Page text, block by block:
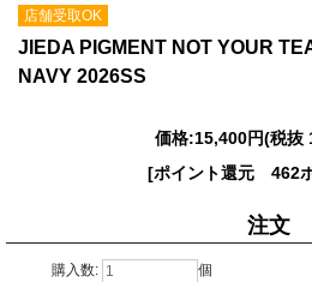
店舗受取OK
JIEDA PIGMENT NOT YOUR
NAVY 2026SS
価格:15,400円(税抜
[ポイント還元 462
注文
購入数: 個